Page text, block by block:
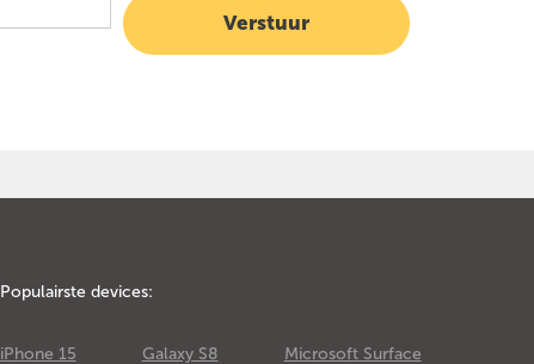
Populairste devices:
iPhone 15 Galaxy S8
Microsoft Surface